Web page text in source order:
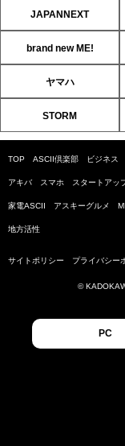
JAPANNEXT
brand new ME!
ヤマハ
STORM
TOP ASCII倶楽部 ビジネス
アキバ スマホ スタートアッ
家電ASCII アスキーグルメ
地方活性
サイトポリシー プライバシー
©
PC